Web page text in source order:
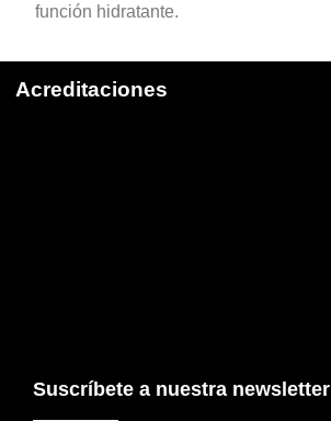
función hidratante.
Acreditaciones
Suscríbete a nuestra newsletter